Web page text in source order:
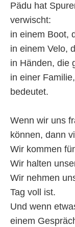
Pädu hat
verwischt:
in einem Boot,
in einem Velo,
in Händen, die
in einer
bedeutet.
Wenn wir uns
können, dann
Wir kommen
Wir halten
Wir nehmen
Tag voll ist.
Und wenn
einem